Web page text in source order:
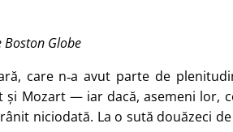
Boston Globe
care n‑a avut parte de
și Mozart — iar dacă, asemeni lor,
niciodată. La o sută douăzeci